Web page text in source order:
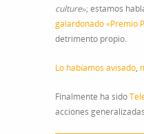
culture»; estamos
galardonado «Premio
detrimento propio.
Lo habíamos avisado,
Finalmente ha sido
acciones